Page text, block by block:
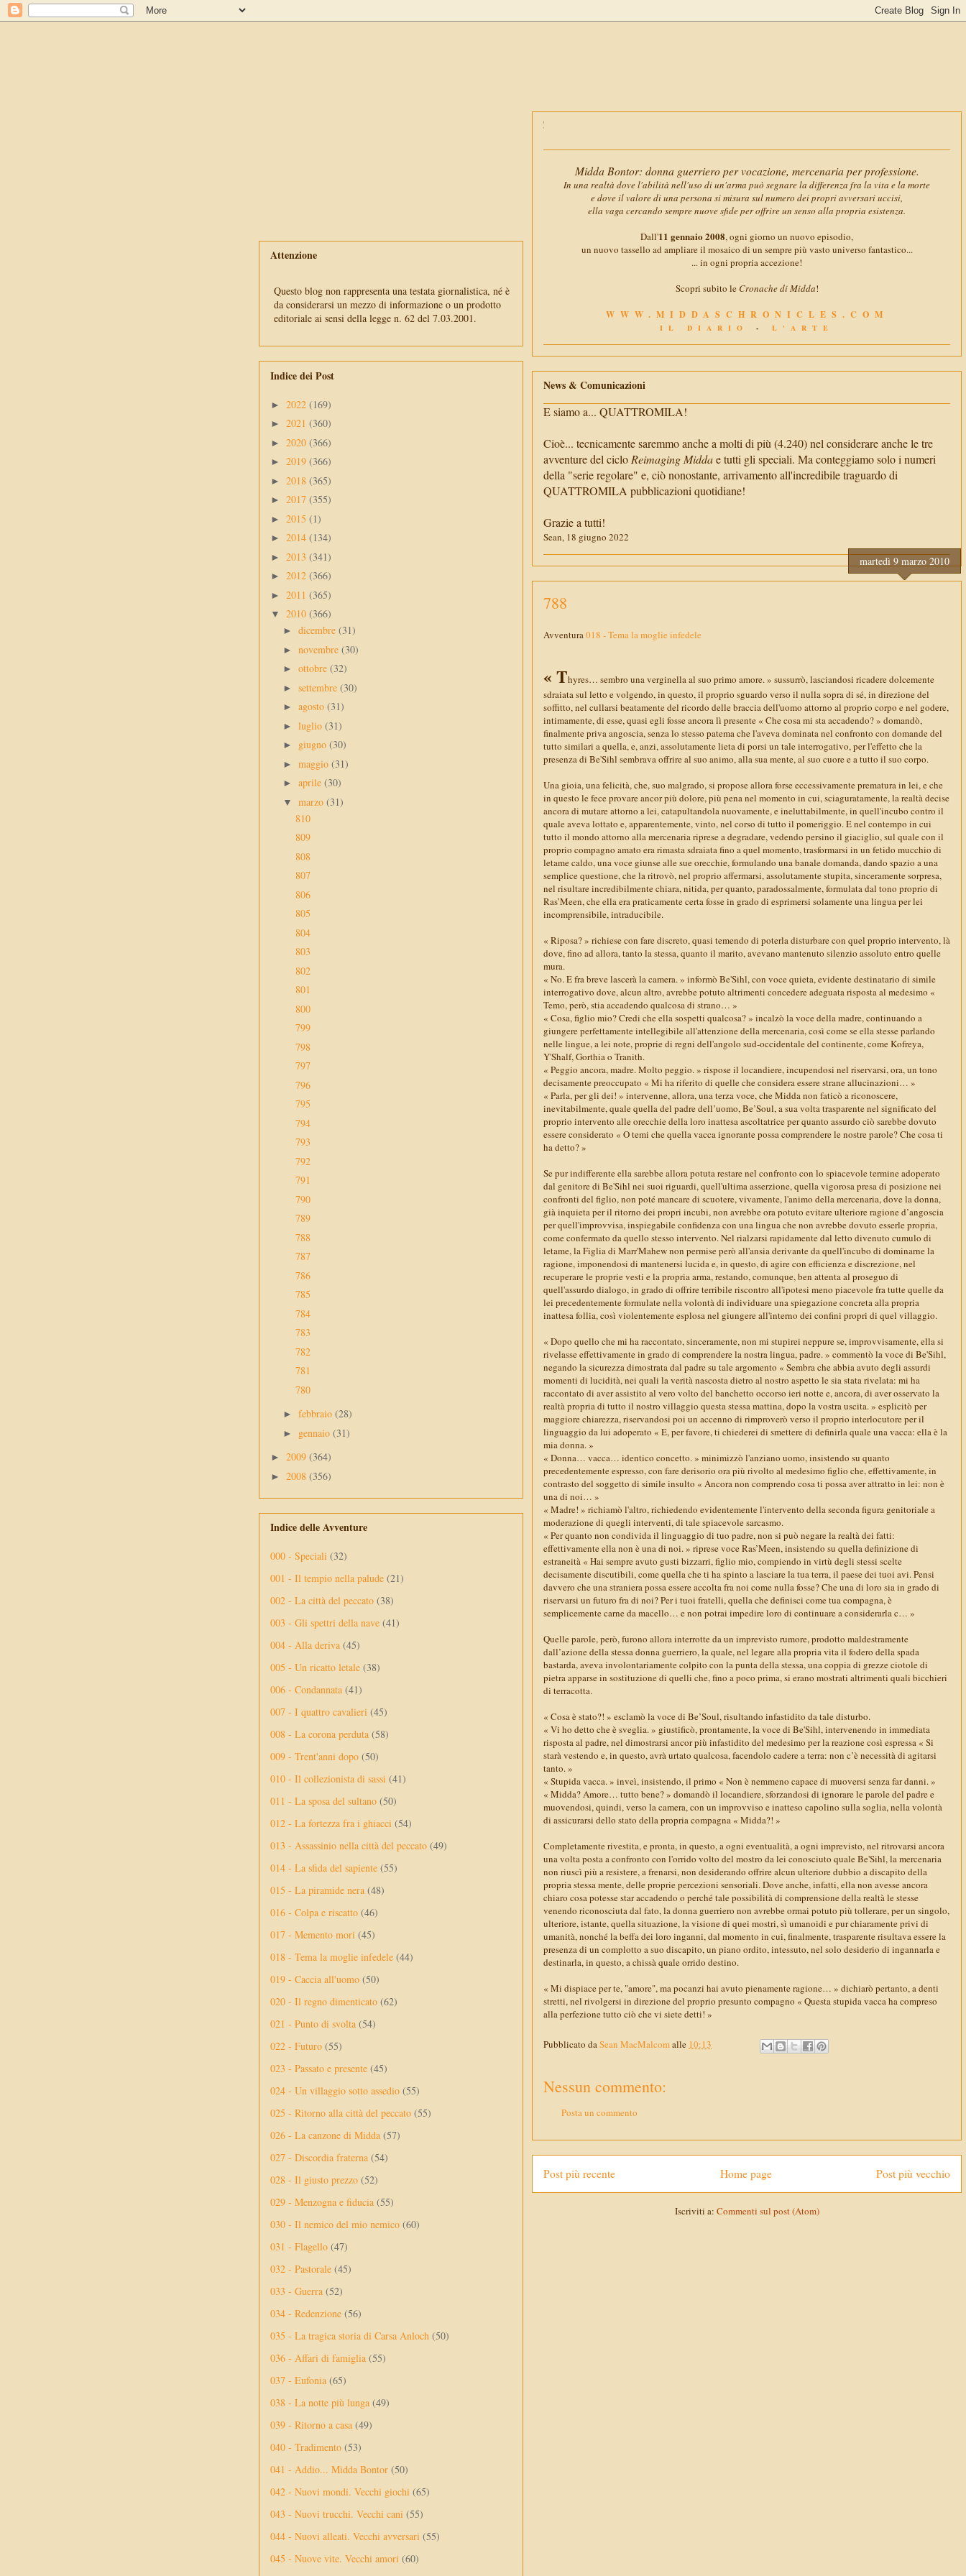
Midda Bontor: donna guerriero per vocazione, mercenaria per professione.
In una realtà dove l'abilità nell'uso di un'arma può segnare la differenza fra la vita e la morte
e dove il valore di una persona si misura sul numero dei propri avversari uccisi,
ella vaga cercando sempre nuove sfide per offrire un senso alla propria esistenza.
Dall'11 gennaio 2008, ogni giorno un nuovo episodio,
un nuovo tassello ad ampliare il mosaico di un sempre più vasto universo fantastico...
... in ogni propria accezione!
Scopri subito le Cronache di Midda!
WWW.MIDDASCHRONICLES.COM
IL DIARIO - L'ARTE
News & Comunicazioni
E siamo a... QUATTROMILA!
Cioè... tecnicamente saremmo anche a molti di più (4.240) nel considerare anche le tre
avventure del cicloReimaging Middae tutti gli speciali. Ma conteggiamo solo i numeri
della "serie regolare" e, ciò nonostante, arrivamento all'incredibile traguardo di
QUATTROMILA pubblicazioni quotidiane!
Grazie a tutti!
Sean, 18 giugno 2022
martedì 9 marzo 2010
788
Avventura018 - Tema la moglie infedele
« Thyres… sembro una verginella al suo primo amore. » sussurrò, lasciandosi ricadere dolcemente
sdraiata sul letto e volgendo, in questo, il proprio sguardo verso il nulla sopra di sé, in direzione del
soffitto, nel cullarsi beatamente del ricordo delle braccia dell'uomo attorno al proprio corpo e nel godere,
intimamente, di esse, quasi egli fosse ancora lì presente « Che cosa mi sta accadendo? » domandò,
finalmente priva angoscia, senza lo stesso patema che l'aveva dominata nel confronto con domande del
tutto similari a quella, e, anzi, assolutamente lieta di porsi un tale interrogativo, per l'effetto che la
presenza di Be'Sihl sembrava offrire al suo animo, alla sua mente, al suo cuore e a tutto il suo corpo.
Una gioia, una felicità, che, suo malgrado, si propose allora forse eccessivamente prematura in lei, e che
in questo le fece provare ancor più dolore, più pena nel momento in cui, sciaguratamente, la realtà decise
ancora di mutare attorno a lei, catapultandola nuovamente, e ineluttabilmente, in quell'incubo contro il
quale aveva lottato e, apparentemente, vinto, nel corso di tutto il pomeriggio. E nel contempo in cui
tutto il mondo attorno alla mercenaria riprese a degradare, vedendo persino il giaciglio, sul quale con il
proprio compagno amato era rimasta sdraiata fino a quel momento, trasformarsi in un fetido mucchio di
letame caldo, una voce giunse alle sue orecchie, formulando una banale domanda, dando spazio a una
semplice questione, che la ritrovò, nel proprio affermarsi, assolutamente stupita, sinceramente sorpresa,
nel risultare incredibilmente chiara, nitida, per quanto, paradossalmente, formulata dal tono proprio di
Ras’Meen, che ella era praticamente certa fosse in grado di esprimersi solamente una lingua per lei
incomprensibile, intraducibile.
« Riposa? » richiese con fare discreto, quasi temendo di poterla disturbare con quel proprio intervento, là
dove, fino ad allora, tanto la stessa, quanto il marito, avevano mantenuto silenzio assoluto entro quelle
mura.
« No. E fra breve lascerà la camera. » informò Be'Sihl, con voce quieta, evidente destinatario di simile
interrogativo dove, alcun altro, avrebbe potuto altrimenti concedere adeguata risposta al medesimo «
Temo, però, stia accadendo qualcosa di strano… »
« Cosa, figlio mio? Credi che ella sospetti qualcosa? » incalzò la voce della madre, continuando a
giungere perfettamente intellegibile all'attenzione della mercenaria, così come se ella stesse parlando
nelle lingue, a lei note, proprie di regni dell'angolo sud-occidentale del continente, come Kofreya,
Y'Shalf, Gorthia o Tranith.
« Peggio ancora, madre. Molto peggio. » rispose il locandiere, incupendosi nel riservarsi, ora, un tono
decisamente preoccupato « Mi ha riferito di quelle che considera essere strane allucinazioni… »
« Parla, per gli dei! » intervenne, allora, una terza voce, che Midda non faticò a riconoscere,
inevitabilmente, quale quella del padre dell’uomo, Be’Soul, a sua volta trasparente nel significato del
proprio intervento alle orecchie della loro inattesa ascoltatrice per quanto assurdo ciò sarebbe dovuto
essere considerato « O temi che quella vacca ignorante possa comprendere le nostre parole? Che cosa ti
ha detto? »
Se pur indifferente ella sarebbe allora potuta restare nel confronto con lo spiacevole termine adoperato
dal genitore di Be'Sihl nei suoi riguardi, quell'ultima asserzione, quella vigorosa presa di posizione nei
confronti del figlio, non poté mancare di scuotere, vivamente, l'animo della mercenaria, dove la donna,
già inquieta per il ritorno dei propri incubi, non avrebbe ora potuto evitare ulteriore ragione d’angoscia
per quell'improvvisa, inspiegabile confidenza con una lingua che non avrebbe dovuto esserle propria,
come confermato da quello stesso intervento. Nel rialzarsi rapidamente dal letto divenuto cumulo di
letame, la Figlia di Marr'Mahew non permise però all'ansia derivante da quell'incubo di dominarne la
ragione, imponendosi di mantenersi lucida e, in questo, di agire con efficienza e discrezione, nel
recuperare le proprie vesti e la propria arma, restando, comunque, ben attenta al proseguo di
quell'assurdo dialogo, in grado di offrire terribile riscontro all'ipotesi meno piacevole fra tutte quelle da
lei precedentemente formulate nella volontà di individuare una spiegazione concreta alla propria
inattesa follia, così violentemente esplosa nel giungere all'interno dei confini propri di quel villaggio.
« Dopo quello che mi ha raccontato, sinceramente, non mi stupirei neppure se, improvvisamente, ella si
rivelasse effettivamente in grado di comprendere la nostra lingua, padre. » commentò la voce di Be'Sihl,
negando la sicurezza dimostrata dal padre su tale argomento « Sembra che abbia avuto degli assurdi
momenti di lucidità, nei quali la verità nascosta dietro al nostro aspetto le sia stata rivelata: mi ha
raccontato di aver assistito al vero volto del banchetto occorso ieri notte e, ancora, di aver osservato la
realtà propria di tutto il nostro villaggio questa stessa mattina, dopo la vostra uscita. » esplicitò per
maggiore chiarezza, riservandosi poi un accenno di rimproverò verso il proprio interlocutore per il
linguaggio da lui adoperato « E, per favore, ti chiederei di smettere di definirla quale una vacca: ella è la
mia donna. »
« Donna… vacca… identico concetto. » minimizzò l'anziano uomo, insistendo su quanto
precedentemente espresso, con fare derisorio ora più rivolto al medesimo figlio che, effettivamente, in
contrasto del soggetto di simile insulto « Ancora non comprendo cosa ti possa aver attratto in lei: non è
una di noi… »
« Madre! » richiamò l'altro, richiedendo evidentemente l'intervento della seconda figura genitoriale a
moderazione di quegli interventi, di tale spiacevole sarcasmo.
« Per quanto non condivida il linguaggio di tuo padre, non si può negare la realtà dei fatti:
effettivamente ella non è una di noi. » riprese voce Ras’Meen, insistendo su quella definizione di
estraneità « Hai sempre avuto gusti bizzarri, figlio mio, compiendo in virtù degli stessi scelte
decisamente discutibili, come quella che ti ha spinto a lasciare la tua terra, il paese dei tuoi avi. Pensi
davvero che una straniera possa essere accolta fra noi come nulla fosse? Che una di loro sia in grado di
riservarsi un futuro fra di noi? Per i tuoi fratelli, quella che definisci come tua compagna, è
semplicemente carne da macello… e non potrai impedire loro di continuare a considerarla c… »
Quelle parole, però, furono allora interrotte da un imprevisto rumore, prodotto maldestramente
dall’azione della stessa donna guerriero, la quale, nel legare alla propria vita il fodero della spada
bastarda, aveva involontariamente colpito con la punta della stessa, una coppia di grezze ciotole di
pietra apparse in sostituzione di quelli che, fino a poco prima, si erano mostrati altrimenti quali bicchieri
di terracotta.
« Cosa è stato?! » esclamò la voce di Be’Soul, risultando infastidito da tale disturbo.
« Vi ho detto che è sveglia. » giustificò, prontamente, la voce di Be'Sihl, intervenendo in immediata
risposta al padre, nel dimostrarsi ancor più infastidito del medesimo per la reazione così espressa « Si
starà vestendo e, in questo, avrà urtato qualcosa, facendolo cadere a terra: non c’è necessità di agitarsi
tanto. »
« Stupida vacca. » inveì, insistendo, il primo « Non è nemmeno capace di muoversi senza far danni. »
« Midda? Amore… tutto bene? » domandò il locandiere, sforzandosi di ignorare le parole del padre e
muovendosi, quindi, verso la camera, con un improvviso e inatteso capolino sulla soglia, nella volontà
di assicurarsi dello stato della propria compagna « Midda?! »
Completamente rivestita, e pronta, in questo, a ogni eventualità, a ogni imprevisto, nel ritrovarsi ancora
una volta posta a confronto con l'orrido volto del mostro da lei conosciuto quale Be'Sihl, la mercenaria
non riuscì più a resistere, a frenarsi, non desiderando offrire alcun ulteriore dubbio a discapito della
propria stessa mente, delle proprie percezioni sensoriali. Dove anche, infatti, ella non avesse ancora
chiaro cosa potesse star accadendo o perché tale possibilità di comprensione della realtà le stesse
venendo riconosciuta dal fato, la donna guerriero non avrebbe ormai potuto più tollerare, per un singolo,
ulteriore, istante, quella situazione, la visione di quei mostri, sì umanoidi e pur chiaramente privi di
umanità, nonché la beffa dei loro inganni, dal momento in cui, finalmente, trasparente risultava essere la
presenza di un complotto a suo discapito, un piano ordito, intessuto, nel solo desiderio di ingannarla e
destinarla, in questo, a chissà quale orrido destino.
« Mi dispiace per te, "amore", ma pocanzi hai avuto pienamente ragione… » dichiarò pertanto, a denti
stretti, nel rivolgersi in direzione del proprio presunto compagno « Questa stupida vacca ha compreso
alla perfezione tutto ciò che vi siete detti! »
Pubblicato daSean MacMalcomalle 10:13
Nessun commento:
Posta un commento
Post più recente Post più vecchio
Home page
Iscriviti a: Commenti sul post (Atom)
Attenzione
Questo blog non rappresenta una testata giornalistica, né è
da considerarsi un mezzo di informazione o un prodotto
editoriale ai sensi della legge n. 62 del 7.03.2001.
Indice dei Post
► 2022 (169)
► 2021 (360)
► 2020 (366)
► 2019 (366)
► 2018 (365)
► 2017 (355)
► 2015 (1)
► 2014 (134)
► 2013 (341)
► 2012 (366)
► 2011 (365)
▼ 2010 (366)
► dicembre (31)
► novembre (30)
► ottobre (32)
► settembre (30)
► agosto (31)
► luglio (31)
► giugno (30)
► maggio (31)
► aprile (30)
▼ marzo (31)
810
809
808
807
806
805
804
803
802
801
800
799
798
797
796
795
794
793
792
791
790
789
788
787
786
785
784
783
782
781
780
► febbraio (28)
► gennaio (31)
► 2009 (364)
► 2008 (356)
Indice delle Avventure
000 - Speciali (32)
001 - Il tempio nella palude (21)
002 - La città del peccato (38)
003 - Gli spettri della nave (41)
004 - Alla deriva (45)
005 - Un ricatto letale (38)
006 - Condannata (41)
007 - I quattro cavalieri (45)
008 - La corona perduta (58)
009 - Trent'anni dopo (50)
010 - Il collezionista di sassi (41)
011 - La sposa del sultano (50)
012 - La fortezza fra i ghiacci (54)
013 - Assassinio nella città del peccato (49)
014 - La sfida del sapiente (55)
015 - La piramide nera (48)
016 - Colpa e riscatto (46)
017 - Memento mori (45)
018 - Tema la moglie infedele (44)
019 - Caccia all'uomo (50)
020 - Il regno dimenticato (62)
021 - Punto di svolta (54)
022 - Futuro (55)
023 - Passato e presente (45)
024 - Un villaggio sotto assedio (55)
025 - Ritorno alla città del peccato (55)
026 - La canzone di Midda (57)
027 - Discordia fraterna (54)
028 - Il giusto prezzo (52)
029 - Menzogna e fiducia (55)
030 - Il nemico del mio nemico (60)
031 - Flagello (47)
032 - Pastorale (45)
033 - Guerra (52)
034 - Redenzione (56)
035 - La tragica storia di Carsa Anloch (50)
036 - Affari di famiglia (55)
037 - Eufonia (65)
038 - La notte più lunga (49)
039 - Ritorno a casa (49)
040 - Tradimento (53)
041 - Addio... Midda Bontor (50)
042 - Nuovi mondi. Vecchi giochi (65)
043 - Nuovi trucchi. Vecchi cani (55)
044 - Nuovi alleati. Vecchi avversari (55)
045 - Nuove vite. Vecchi amori (60)